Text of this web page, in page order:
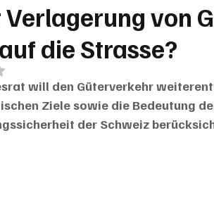
von
die Strasse?
von 5 Sternen bewertet.
will den Güterverkehr
Ziele sowie die Bedeutung
der Schweiz